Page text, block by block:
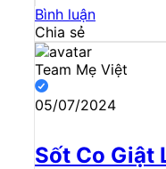
Bình luận
Chia sẻ
Team Mẹ Việt
05/07/2024
Sốt Co Giật